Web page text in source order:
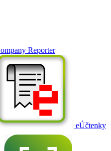
Reporter
eÚčtenky